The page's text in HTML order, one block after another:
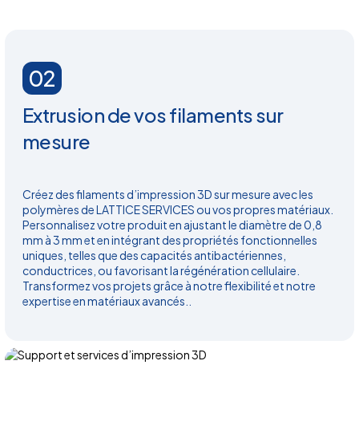
Extrusion de vos filaments sur
mesure
02
Créez des filaments d’impression 3D sur mesure avec les
polymères de LATTICE SERVICES ou vos propres matériaux.
Personnalisez votre produit en ajustant le diamètre de 0,8
mm à 3 mm et en intégrant des propriétés fonctionnelles
uniques, telles que des capacités antibactériennes,
conductrices, ou favorisant la régénération cellulaire.
Transformez vos projets grâce à notre flexibilité et notre
expertise en matériaux avancés..